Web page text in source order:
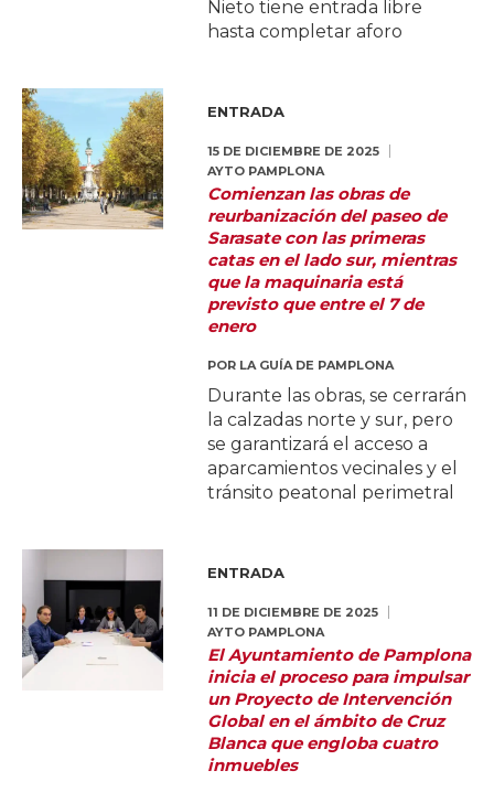
Nieto tiene entrada libre
hasta completar aforo
ENTRADA
15 DE DICIEMBRE DE 2025
AYTO PAMPLONA
Comienzan las obras de
reurbanización del paseo de
Sarasate con las primeras
catas en el lado sur, mientras
que la maquinaria está
previsto que entre el 7 de
enero
POR LA GUÍA DE PAMPLONA
Durante las obras, se cerrarán
la calzadas norte y sur, pero
se garantizará el acceso a
aparcamientos vecinales y el
tránsito peatonal perimetral
ENTRADA
11 DE DICIEMBRE DE 2025
AYTO PAMPLONA
El Ayuntamiento de Pamplona
inicia el proceso para impulsar
un Proyecto de Intervención
Global en el ámbito de Cruz
Blanca que engloba cuatro
inmuebles